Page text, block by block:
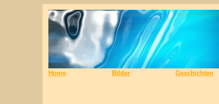
Home Bilder Geschichten